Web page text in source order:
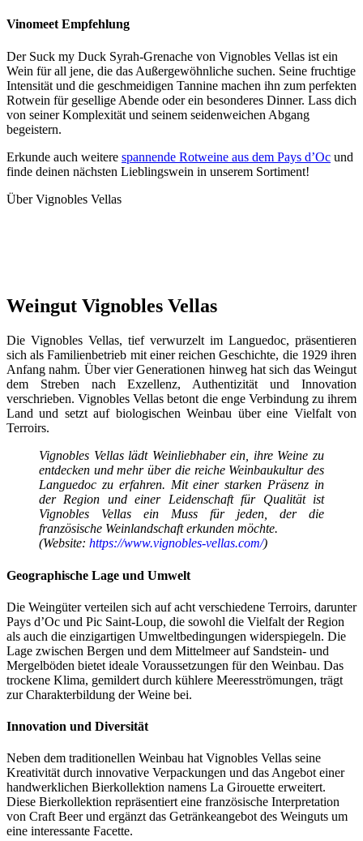
Vinomeet Empfehlung
Der Suck my Duck Syrah-Grenache von Vignobles Vellas ist ein
Wein für all jene, die das Außergewöhnliche suchen. Seine fruchtige
Intensität und die geschmeidigen Tannine machen ihn zum perfekten
Rotwein für gesellige Abende oder ein besonderes Dinner. Lass dich
von seiner Komplexität und seinem seidenweichen Abgang
begeistern.
Erkunde auch weitere spannende Rotweine aus dem Pays d’Oc und
finde deinen nächsten Lieblingswein in unserem Sortiment!
Über Vignobles Vellas
Weingut Vignobles Vellas
Die Vignobles Vellas, tief verwurzelt im Languedoc, präsentieren
sich als Familienbetrieb mit einer reichen Geschichte, die 1929 ihren
Anfang nahm. Über vier Generationen hinweg hat sich das Weingut
dem Streben nach Exzellenz, Authentizität und Innovation
verschrieben. Vignobles Vellas betont die enge Verbindung zu ihrem
Land und setzt auf biologischen Weinbau über eine Vielfalt von
Terroirs.
Vignobles Vellas lädt Weinliebhaber ein, ihre Weine zu
entdecken und mehr über die reiche Weinbaukultur des
Languedoc zu erfahren. Mit einer starken Präsenz in
der Region und einer Leidenschaft für Qualität ist
Vignobles Vellas ein Muss für jeden, der die
französische Weinlandschaft erkunden möchte.
(Website: https://www.vignobles-vellas.com/)
Geographische Lage und Umwelt
Die Weingüter verteilen sich auf acht verschiedene Terroirs, darunter
Pays d’Oc und Pic Saint-Loup, die sowohl die Vielfalt der Region
als auch die einzigartigen Umweltbedingungen widerspiegeln. Die
Lage zwischen Bergen und dem Mittelmeer auf Sandstein- und
Mergelböden bietet ideale Voraussetzungen für den Weinbau. Das
trockene Klima, gemildert durch kühlere Meeresströmungen, trägt
zur Charakterbildung der Weine bei.
Innovation und Diversität
Neben dem traditionellen Weinbau hat Vignobles Vellas seine
Kreativität durch innovative Verpackungen und das Angebot einer
handwerklichen Bierkollektion namens La Girouette erweitert.
Diese Bierkollektion repräsentiert eine französische Interpretation
von Craft Beer und ergänzt das Getränkeangebot des Weinguts um
eine interessante Facette.